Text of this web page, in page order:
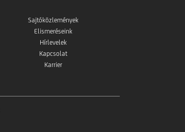
Sajtóközlemények
Elismeréseink
Hírlevelek
Kapcsolat
Karrier